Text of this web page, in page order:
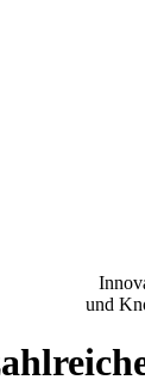
und